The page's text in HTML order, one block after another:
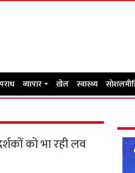
व्यापार खेल स्वास्थ्य
को भा रही लव